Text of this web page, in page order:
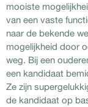
mooiste
van een vaste
naar de bekende
mogelijkheid door
weg. Bij een
een kandidaat
Ze zijn
de kandidaat op